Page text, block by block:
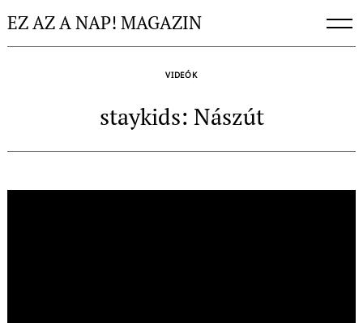
toEZ AZ A NAP! MAGAZIN
VIDEÓK
staykids: Nászút